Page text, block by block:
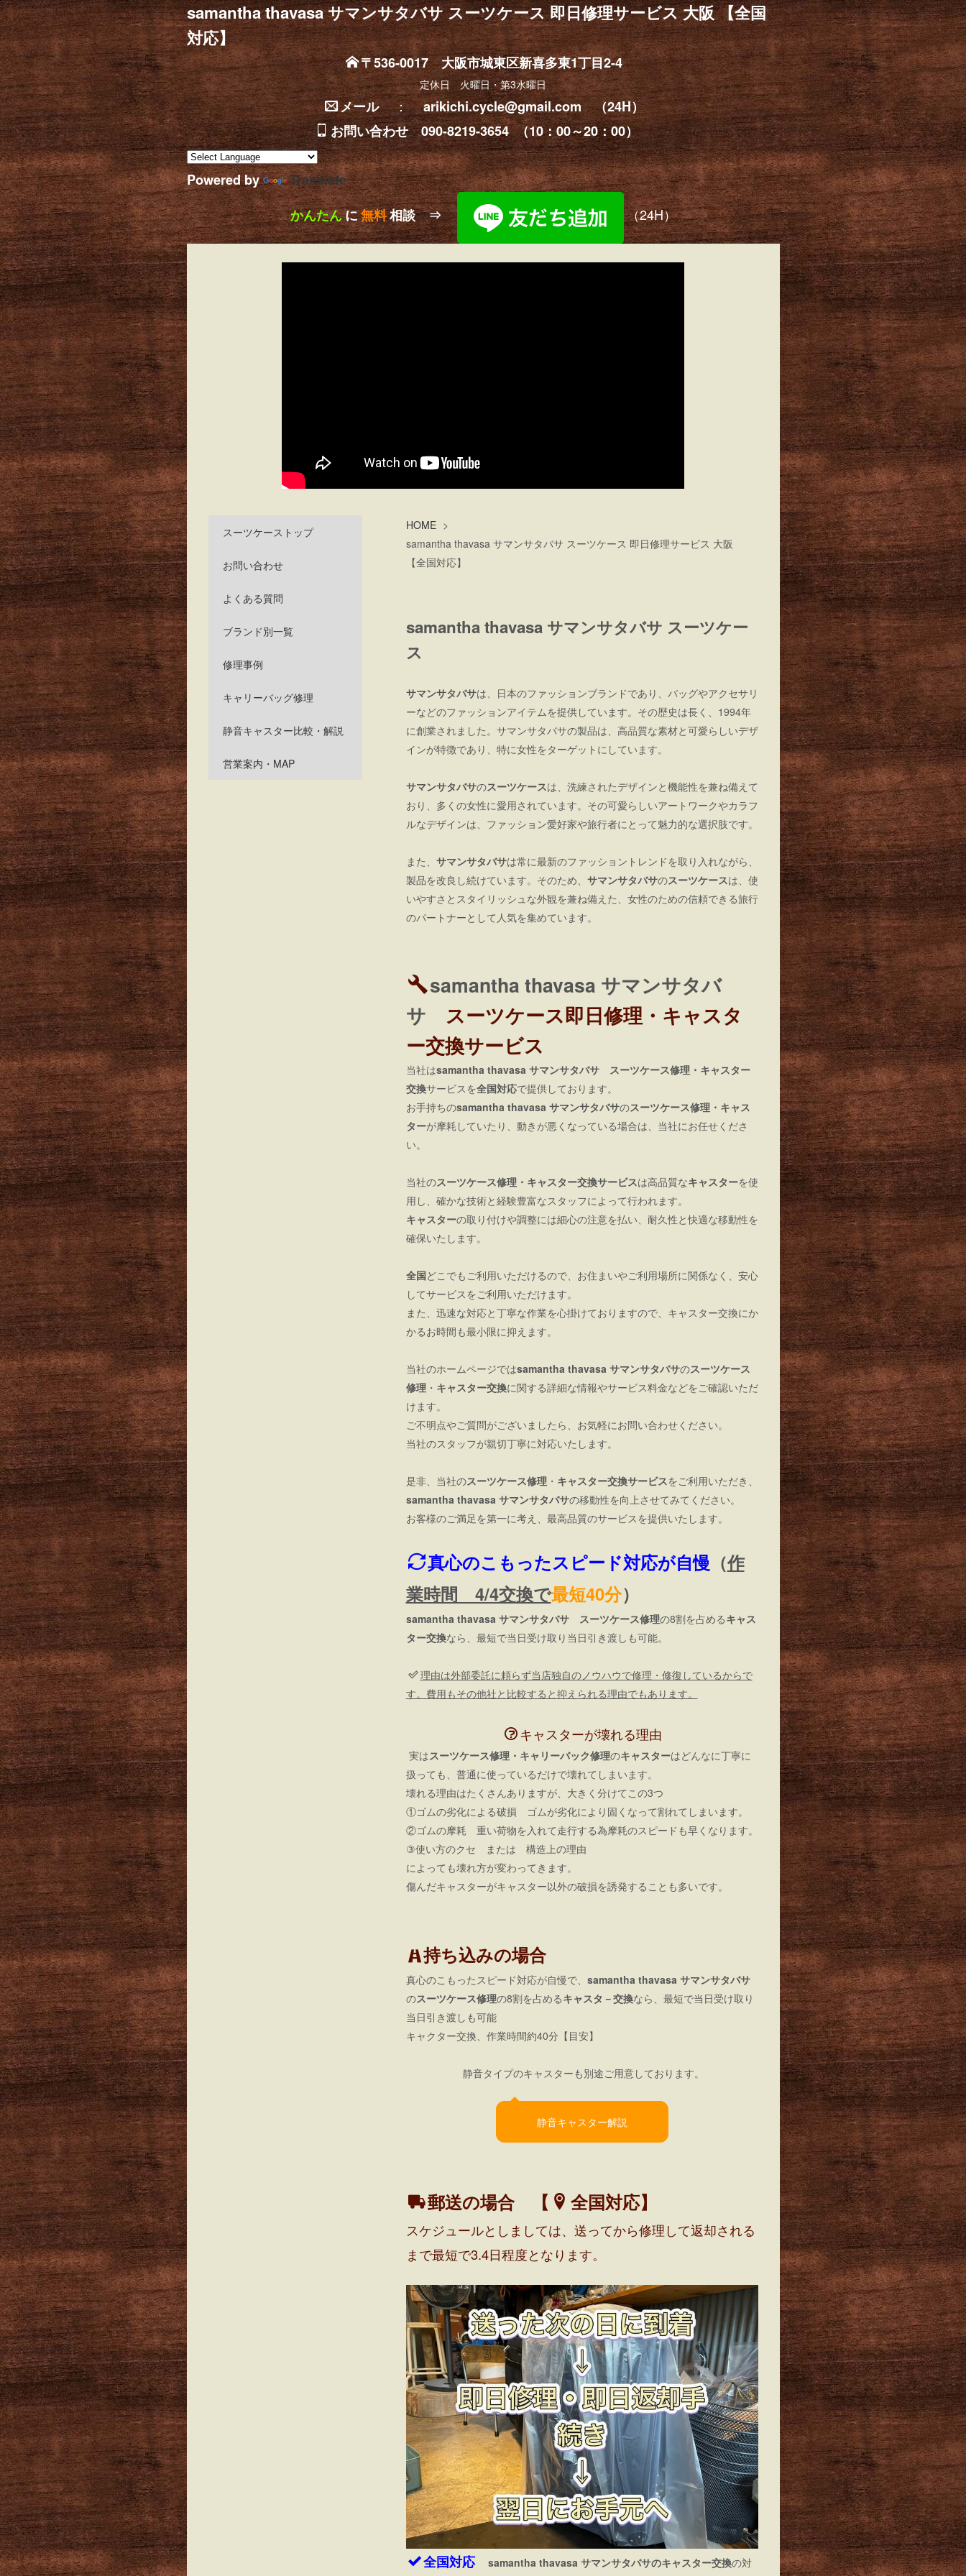
samantha thavasa サマンサタバサ スーツケース 即日修理サービス 大阪 【全国
対応】
〒536-0017 大阪市城東区新喜多東1丁目2-4
定休日 火曜日・第3水曜日
メール：arikichi.cycle@gmail.com （24H）
お問い合わせ 090-8219-3654 （10：00～20：00）
Powered by
Translate
かんたんに無料相談 ⇒ （24H）
HOME >
samantha thavasa サマンサタバサ スーツケース 即日修理サービス 大阪
【全国対応】
samantha thavasa サマンサタバサ スーツケー
ス
サマンサタバサは、日本のファッションブランドであり、バッグやアクセサリ
ーなどのファッションアイテムを提供しています。その歴史は長く、1994年
に創業されました。サマンサタバサの製品は、高品質な素材と可愛らしいデザ
インが特徴であり、特に女性をターゲットにしています。
サマンサタバサのスーツケースは、洗練されたデザインと機能性を兼ね備えて
おり、多くの女性に愛用されています。その可愛らしいアートワークやカラフ
ルなデザインは、ファッション愛好家や旅行者にとって魅力的な選択肢です。
また、 サマンサタバサは常に最新のファッショントレンドを取り入れながら、
製品を改良し続けています。そのため、 サマンサタバサのスーツケースは、使
いやすさとスタイリッシュな外観を兼ね備えた、女性のための信頼できる旅行
のパートナーとして人気を集めています。
samantha thavasa サマンサタバ
サ スーツケース即日修理・キャスタ
ー交換サービス
当社はsamantha thavasa サマンサタバサ スーツケース修理・ キャスター
交換サービスを全国対応で提供しております。
お手持ちのsamantha thavasa サマンサタバサのスーツケース修理・キャス
ターが摩耗していたり、動きが悪くなっている場合は、当社にお任せくださ
い。
当社のスーツケース修理・キャスター交換サービスは高品質なキャスターを使
用し、確かな技術と経験豊富なスタッフによって行われます。
キャスターの取り付けや調整には細心の注意を払い、耐久性と快適な移動性を
確保いたします。
全国どこでもご利用いただけるので、お住まいやご利用場所に関係なく、安心
してサービスをご利用いただけます。
また、迅速な対応と丁寧な作業を心掛けておりますので、キャスター交換にか
かるお時間も最小限に抑えます。
当社のホームページではsamantha thavasa サマンサタバサのスーツケース
修理・ キャスター交換に関する詳細な情報やサービス料金などをご確認いただ
けます。
ご不明点やご質問がございましたら、お気軽にお問い合わせください。
当社のスタッフが親切丁寧に対応いたします。
是非、当社のスーツケース修理・ キャスター交換サービスをご利用いただき、
samantha thavasa サマンサタバサの移動性を向上させてみてください。
お客様のご満足を第一に考え、最高品質のサービスを提供いたします。
真心のこもったスピード対応が自慢 （作
業時間 4/4交換で最短40分）
samantha thavasa サマンサタバサ スーツケース修理の8割を占めるキャス
ター交換なら、最短で当日受け取り当日引き渡しも可能。
理由は外部委託に頼らず当店独自のノウハウで修理・修復しているからで
す。費用もその他社と比較すると抑えられる理由でもあります。
キャスターが壊れる理由
実はスーツケース修理・キャリーバック修理のキャスターはどんなに丁寧に
扱っても、普通に使っているだけで壊れてしまいます。
壊れる理由はたくさんありますが、大きく分けてこの3つ
①ゴムの劣化による破損 ゴムが劣化により固くなって割れてしまいます。
②ゴムの摩耗 重い荷物を入れて走行する為摩耗のスピードも早くなります。
③使い方のクセ または 構造上の理由
によっても壊れ方が変わってきます。
傷んだキャスターがキャスター以外の破損を誘発することも多いです。
持ち込みの場合
真心のこもったスピード対応が自慢で、 samantha thavasa サマンサタバサ
のスーツケース修理の8割を占めるキャスタ－交換なら、最短で当日受け取り
当日引き渡しも可能
キャクター交換、作業時間約40分【目安】
静音タイプのキャスターも別途ご用意しております。
静音キャスター解説
郵送の場合 【 全国対応】
スケジュールとしましては、送ってから修理して返却される
まで最短で3.4日程度となります。
全国対応 samantha thavasa サマンサタバサのキャスター交換の対
スーツケーストップ
お問い合わせ
よくある質問
ブランド別一覧
修理事例
キャリーバッグ修理
静音キャスター比較・解説
営業案内・MAP